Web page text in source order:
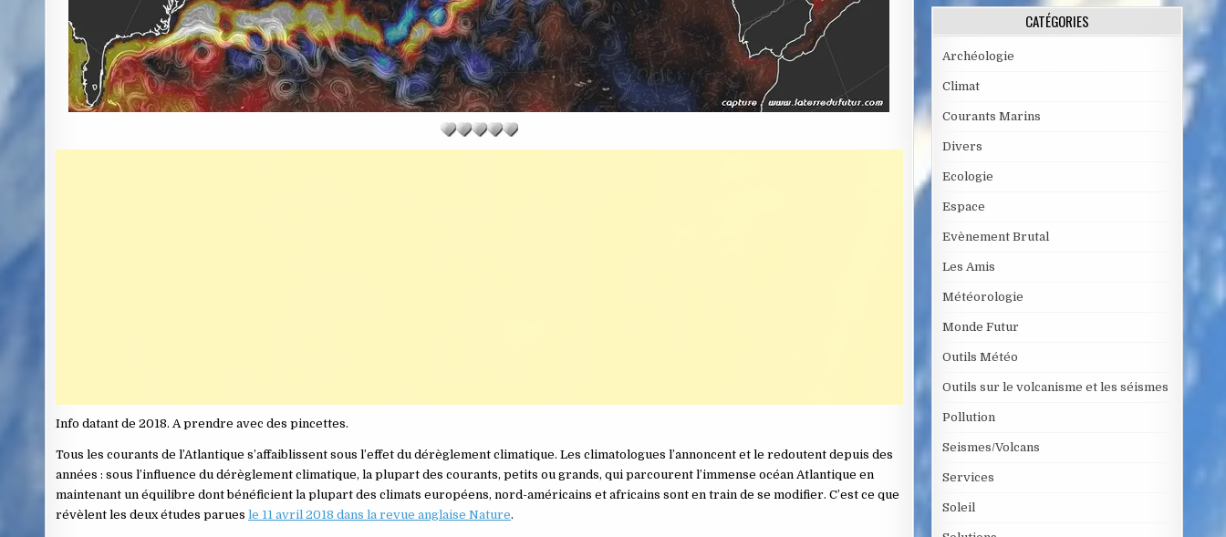
Info datant de 2018. A prendre avec des pincettes.
Tous les courants de l’Atlantique s’affaiblissent sous l’effet du dérèglement climatique. Les climatologues l’annoncent et le redoutent depuis des
années : sous l’influence du dérèglement climatique, la plupart des courants, petits ou grands, qui parcourent l’immense océan Atlantique en
maintenant un équilibre dont bénéficient la plupart des climats européens, nord-américains et africains sont en train de se modifier. C’est ce que
révèlent les deux études paruesle 11 avril 2018 dans la revue anglaise Nature.
CATÉGORIES
Archéologie
Climat
Courants Marins
Divers
Ecologie
Espace
Evènement Brutal
Les Amis
Météorologie
Monde Futur
Outils Météo
Outils sur le volcanisme et les séismes
Pollution
Seismes/Volcans
Services
Soleil